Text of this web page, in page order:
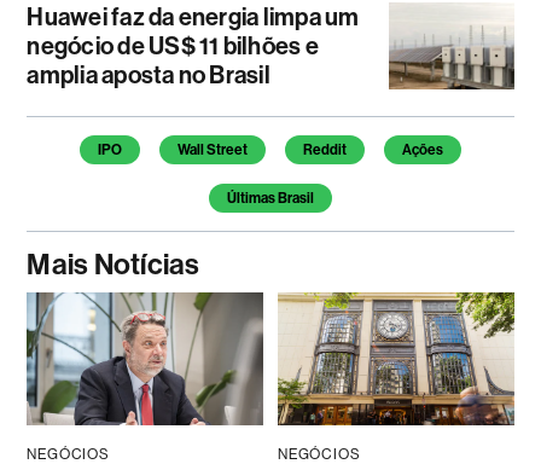
Huawei faz da energia limpa um
negócio de US$ 11 bilhões e
amplia aposta no Brasil
Temas deste artigo
IPO Wall Street Reddit Ações
Últimas Brasil
Mais Notícias
NEGÓCIOS NEGÓCIOS